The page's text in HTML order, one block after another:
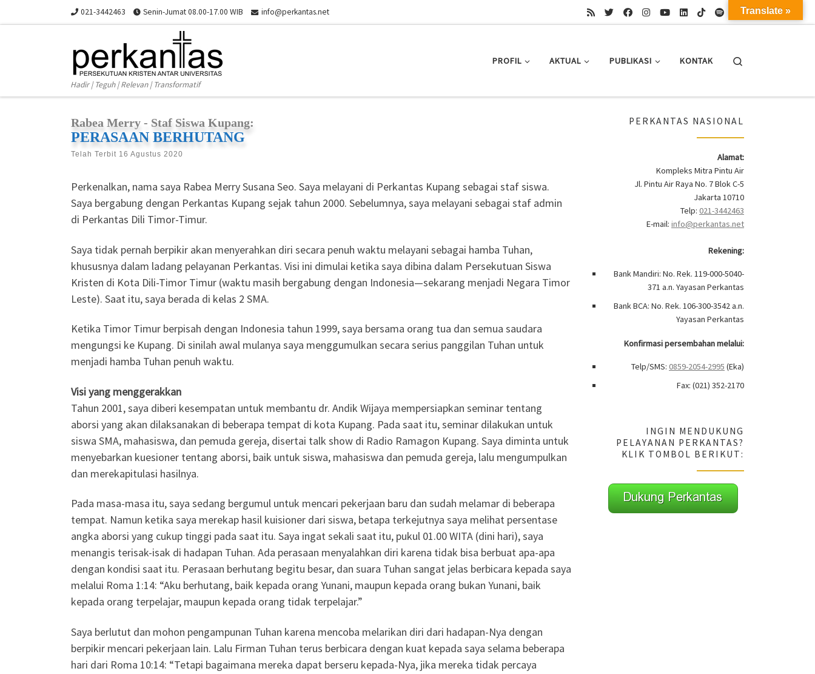
Skip to content 021-3442463 Senin-Jumat 08.00-17.00 WIB info@perkantas.net
Hadir | Teguh | Relevan | Transformatif
PROFIL AKTUAL PUBLIKASI KONTAK
Rabea Merry - Staf Siswa Kupang:
PERASAAN BERHUTANG
Telah Terbit 16 Agustus 2020
Perkenalkan, nama saya Rabea Merry Susana Seo. Saya melayani di Perkantas Kupang sebagai staf siswa.
Saya bergabung dengan Perkantas Kupang sejak tahun 2000. Sebelumnya, saya melayani sebagai staf admin
di Perkantas Dili Timor-Timur.
Saya tidak pernah berpikir akan menyerahkan diri secara penuh waktu melayani sebagai hamba Tuhan,
khususnya dalam ladang pelayanan Perkantas. Visi ini dimulai ketika saya dibina dalam Persekutuan Siswa
Kristen di Kota Dili-Timor Timur (waktu masih bergabung dengan Indonesia—sekarang menjadi Negara Timor
Leste). Saat itu, saya berada di kelas 2 SMA.
Ketika Timor Timur berpisah dengan Indonesia tahun 1999, saya bersama orang tua dan semua saudara
mengungsi ke Kupang. Di sinilah awal mulanya saya menggumulkan secara serius panggilan Tuhan untuk
menjadi hamba Tuhan penuh waktu.
Visi yang menggerakkan
Tahun 2001, saya diberi kesempatan untuk membantu dr. Andik Wijaya mempersiapkan seminar tentang
aborsi yang akan dilaksanakan di beberapa tempat di kota Kupang. Pada saat itu, seminar dilakukan untuk
siswa SMA, mahasiswa, dan pemuda gereja, disertai talk show di Radio Ramagon Kupang. Saya diminta untuk
menyebarkan kuesioner tentang aborsi, baik untuk siswa, mahasiswa dan pemuda gereja, lalu mengumpulkan
dan merekapitulasi hasilnya.
Pada masa-masa itu, saya sedang bergumul untuk mencari pekerjaan baru dan sudah melamar di beberapa
tempat. Namun ketika saya merekap hasil kuisioner dari siswa, betapa terkejutnya saya melihat persentase
angka aborsi yang cukup tinggi pada saat itu. Saya ingat sekali saat itu, pukul 01.00 WITA (dini hari), saya
menangis terisak-isak di hadapan Tuhan. Ada perasaan menyalahkan diri karena tidak bisa berbuat apa-apa
dengan kondisi saat itu. Perasaan berhutang begitu besar, dan suara Tuhan sangat jelas berbicara kepada saya
melalui Roma 1:14: “Aku berhutang, baik kepada orang Yunani, maupun kepada orang bukan Yunani, baik
kepada orang terpelajar, maupun kepada orang tidak terpelajar.”
Saya berlutut dan mohon pengampunan Tuhan karena mencoba melarikan diri dari hadapan-Nya dengan
berpikir mencari pekerjaan lain. Lalu Firman Tuhan terus berbicara dengan kuat kepada saya selama beberapa
hari dari Roma 10:14: “Tetapi bagaimana mereka dapat berseru kepada-Nya, jika mereka tidak percaya
PERKANTAS NASIONAL
Alamat:
Kompleks Mitra Pintu Air
Jl. Pintu Air Raya No. 7 Blok C-5
Jakarta 10710
Telp: 021-3442463
E-mail: info@perkantas.net
Rekening:
Bank Mandiri: No. Rek. 119-000-5040-
371 a.n. Yayasan Perkantas
Bank BCA: No. Rek. 106-300-3542 a.n.
Yayasan Perkantas
Konfirmasi persembahan melalui:
Telp/SMS: 0859-2054-2995 (Eka)
Fax: (021) 352-2170
INGIN MENDUKUNG
PELAYANAN PERKANTAS?
KLIK TOMBOL BERIKUT:
Translate »